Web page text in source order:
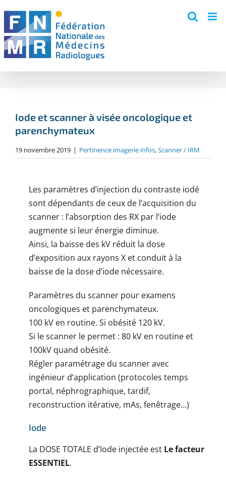
content
Iode et scanner à visée oncologique et
parenchymateux
19 novembre 2019 | Pertinence imagerie infos,Scanner / IRM
Les paramètres d’injection du contraste iodé
sont dépendants de ceux de l’acquisition du
scanner : l’absorption des RX par l’iode
augmente si leur énergie diminue.
Ainsi, la baisse des kV réduit la dose
d’exposition aux rayons X et conduit à la
baisse de la dose d’iode nécessaire.
Paramètres du scanner pour examens
oncologiques et parenchymateux.
100 kV en routine. Si obésité 120 kV.
Si le scanner le permet : 80 kV en routine et
100kV quand obésité.
Régler paramétrage du scanner avec
ingénieur d’application (protocoles temps
portal, néphrographique, tardif,
reconstruction itérative, mAs, fenêtrage…)
Iode
La DOSE TOTALE d’Iode injectée est Le facteur
ESSENTIEL.